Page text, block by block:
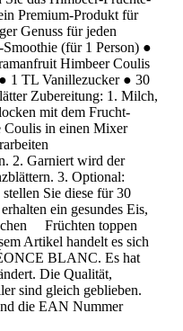
Premium-Produkt für
Genuss für jeden
(für 1 Person) ●
Himbeer Coulis
1 TL Vanillezucker ● 30
Zubereitung: 1. Milch,
mit dem Frucht-
Coulis in einen Mixer
2. Garniert wird der
3. Optional:
Sie diese für 30
ein gesundes Eis,
Früchten toppen
Artikel handelt es sich
BLANC. Es hat
Die Qualität,
sind gleich geblieben.
die EAN Nummer